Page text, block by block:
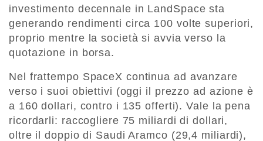
investimento decennale in LandSpace sta
generando rendimenti circa 100 volte superiori,
proprio mentre la società si avvia verso la
quotazione in borsa.
Nel frattempo SpaceX continua ad avanzare
verso i suoi obiettivi (oggi il prezzo ad azione è
a 160 dollari, contro i 135 offerti). Vale la pena
ricordarli: raccogliere 75 miliardi di dollari,
oltre il doppio di Saudi Aramco (29,4 miliardi),